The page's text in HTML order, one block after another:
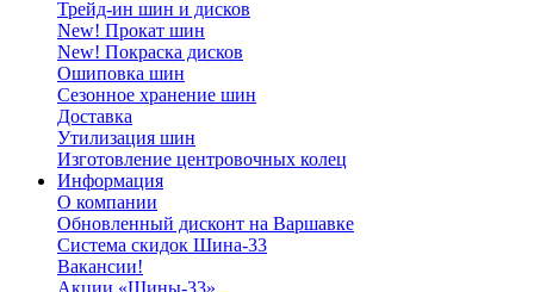
Трейд-ин шин и дисков
New! Прокат шин
New! Покраска дисков
Ошиповка шин
Сезонное хранение шин
Доставка
Утилизация шин
Изготовление центровочных колец
Информация
О компании
Обновленный дисконт на Варшавке
Система скидок Шина-33
Вакансии!
Акции «Шины-33»